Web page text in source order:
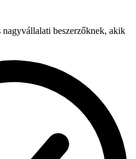
beszerzőknek, akik